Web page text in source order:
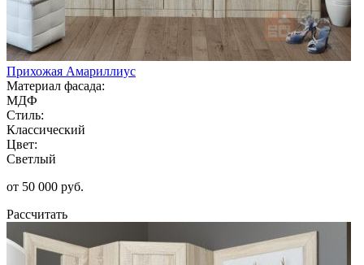
Прихожая Амариллиус
Материал фасада:
МДФ
Стиль:
Классический
Цвет:
Светлый
от 50 000 руб.
Рассчитать